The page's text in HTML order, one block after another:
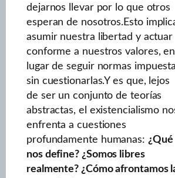
dejarnos llevar por lo que otros
esperan de nosotros.Esto
asumir nuestra libertad y actuar
conforme a nuestros valores, en
lugar de seguir normas
sin cuestionarlas.Y es que, lejos
de ser un conjunto de teorías
abstractas, el existencialismo
enfrenta a cuestiones
profundamente humanas: ¿Qué
nos define? ¿Somos libres
realmente? ¿Cómo afrontamos